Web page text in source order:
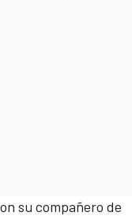
su compañero de